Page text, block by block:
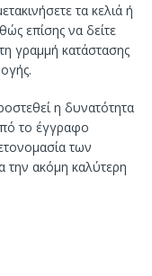
τα κελιά ή
επίσης να δείτε
γραμμή κατάστασης
η δυνατότητα
το έγγραφο
των
την ακόμη καλύτερη